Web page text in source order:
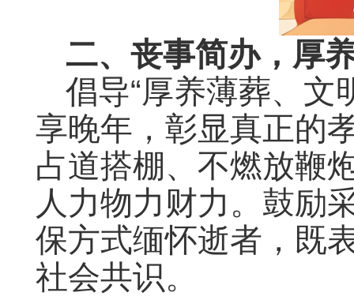
二、丧事简办，厚
倡导“厚养薄葬、文
享晚年，彰显真正的
占道搭棚、不燃放鞭
人力物力财力。鼓励
保方式缅怀逝者，既
社会共识。